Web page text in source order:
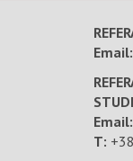
Email:
Email:
T: